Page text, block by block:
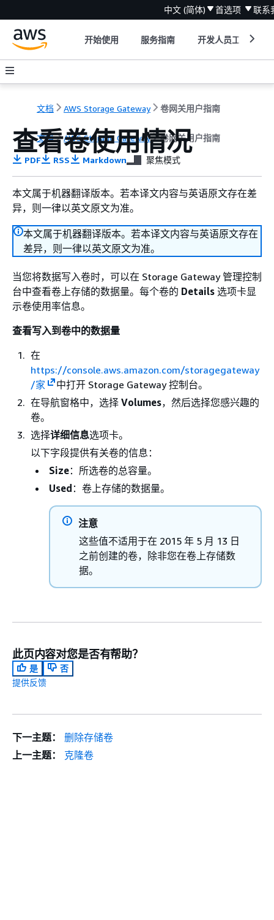
中文 (简体) 首选项 联系
开始使用 服务指南 开发人员工具
文档 AWS Storage Gateway 卷网关用户指南
文档 AWS Storage Gateway 卷网关用户指南
查看卷使用情况
PDF RSS Markdown 聚焦模式
本文属于机器翻译版本。若本译文内容与英语原文存在差
异，则一律以英文原文为准。
本文属于机器翻译版本。若本译文内容与英语原文存在
差异，则一律以英文原文为准。
当您将数据写入卷时，可以在 Storage Gateway 管理控制
台中查看卷上存储的数据量。每个卷的 Details 选项卡显
示卷使用率信息。
查看写入到卷中的数据量
在
https://console.aws.amazon.com/storagegateway
/家
中打开 Storage Gateway 控制台。
在导航窗格中，选择 Volumes，然后选择您感兴趣的
卷。
选择详细信息选项卡。
以下字段提供有关卷的信息：
Size：所选卷的总容量。
Used ：卷上存储的数据量。
注意
这些值不适用于在 2015 年 5 月 13 日
之前创建的卷，除非您在卷上存储数
据。
此页内容对您是否有帮助？
是
否
提供反馈
下一主题：
删除存储卷
上一主题：
克隆卷